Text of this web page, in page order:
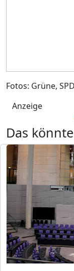
Fotos: Grüne,
Anzeige
Das